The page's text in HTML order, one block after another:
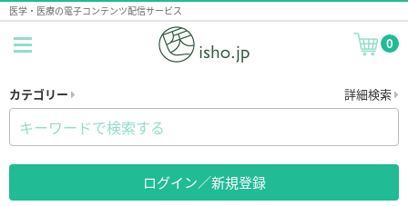
医学・医療の電子コンテンツ配信サービス
0
カテゴリー 詳細検索
ログイン／新規登録